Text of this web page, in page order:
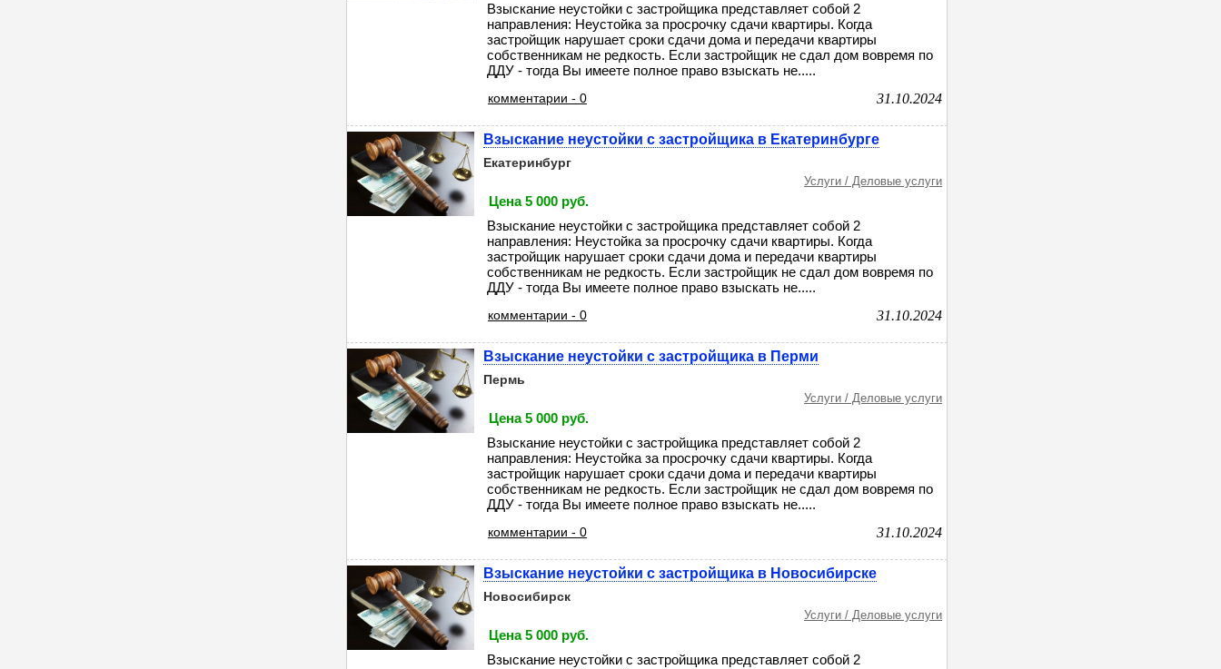
Взыскание неустойки с застройщика представляет собой 2
направления: Неустойка за просрочку сдачи квартиры. Когда
застройщик нарушает сроки сдачи дома и передачи квартиры
собственникам не редкость. Если застройщик не сдал дом вовремя по
ДДУ - тогда Вы имеете полное право взыскать не.....
комментарии - 0 31.10.2024
Взыскание неустойки с застройщика в Екатеринбурге
Екатеринбург
Услуги / Деловые услуги
Цена 5 000 руб.
Взыскание неустойки с застройщика представляет собой 2
направления: Неустойка за просрочку сдачи квартиры. Когда
застройщик нарушает сроки сдачи дома и передачи квартиры
собственникам не редкость. Если застройщик не сдал дом вовремя по
ДДУ - тогда Вы имеете полное право взыскать не.....
комментарии - 0 31.10.2024
Взыскание неустойки с застройщика в Перми
Пермь
Услуги / Деловые услуги
Цена 5 000 руб.
Взыскание неустойки с застройщика представляет собой 2
направления: Неустойка за просрочку сдачи квартиры. Когда
застройщик нарушает сроки сдачи дома и передачи квартиры
собственникам не редкость. Если застройщик не сдал дом вовремя по
ДДУ - тогда Вы имеете полное право взыскать не.....
комментарии - 0 31.10.2024
Взыскание неустойки с застройщика в Новосибирске
Новосибирск
Услуги / Деловые услуги
Цена 5 000 руб.
Взыскание неустойки с застройщика представляет собой 2